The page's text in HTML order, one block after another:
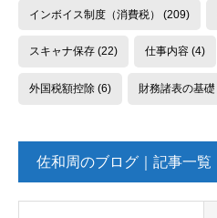
インボイス制度（消費税） (209)
スキャナ保存(22) 仕事内容(4)
外国税額控除(6) 財務諸表の基礎
佐和周のブログ｜記事一覧